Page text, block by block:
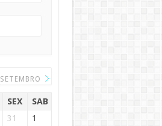
SETEMBRO
SEX SAB
31 1